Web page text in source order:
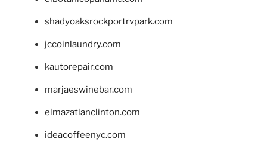
shadyoaksrockportrvpark.com
jccoinlaundry.com
kautorepair.com
marjaeswinebar.com
elmazatlanclinton.com
ideacoffeenyc.com